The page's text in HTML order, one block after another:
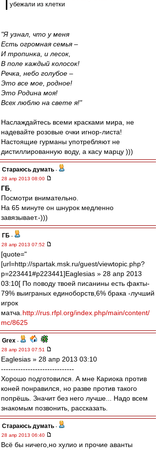
убежали из клетки
"Я узнал, что у меня
Есть огромная семья –
И тропинка, и лесок,
В поле каждый колосок!
Речка, небо голубое –
Это все мое, родное!
Это Родина моя!
Всех люблю на свете я!"
Наслаждайтесь всеми красками мира, не
надевайте розовые очки игнор-листа!
Настоящие гурманы употребляют не
дистиллированную воду, а касу марцу )))
Стараюсь думать -
28 апр 2013 08:00
ГБ
Посмотри внимательно.
На 65 минуте он шнурок медленно
завязывает.-)))
ГБ -
28 апр 2013 07:52
[quote="
[url=http://spartak.msk.ru/guest/viewtopic.php?
p=223441#p223441]Eaglesias » 28 апр 2013
03:10[ По поводу твоей писанины есть факты-
79% выиграных единоборств,6% брака -лучший
игрок
матча. http://rus.rfpl.org/index.php/main/content/
mc/8625
Grex -
28 апр 2013 07:51
Eaglesias » 28 апр 2013 03:10
------------------------------
Хорошо подготовился. А мне Кариока против
коней понравился, но разве против такого
попрёшь. Значит без него лучше... Надо всем
знакомым позвонить, рассказать.
Стараюсь думать -
28 апр 2013 06:40
Всё бы ничего,но хулио и прочие аванты